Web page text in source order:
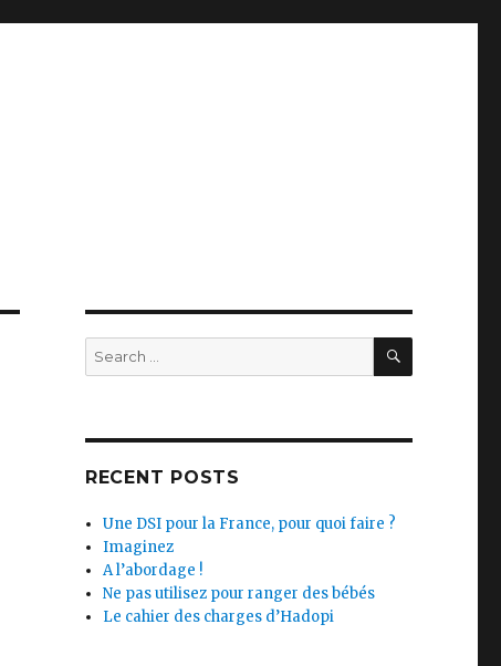
Search
for:
SEARCH
RECENT POSTS
Une DSI pour la France, pour quoi faire ?
Imaginez
A l’abordage !
Ne pas utilisez pour ranger des bébés
Le cahier des charges d’Hadopi